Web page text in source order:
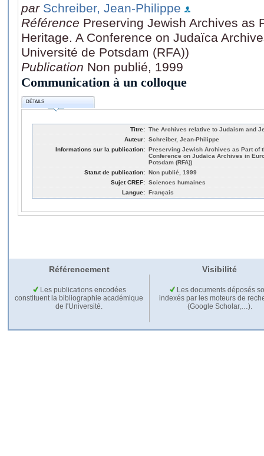
par Schreiber, Jean-Philippe
Référence Preserving Jewish Archives as
Heritage. A Conference on Judaïca
Université de Potsdam (RFA))
Publication Non publié, 1999
Communication à un colloque
DÉTAILS
Titre: The Archives relative to Judaism and
Auteur: Schreiber, Jean-Philippe
Informations sur la publication: Preserving Jewish Archives as Part of
Conference on Judaïca Archives in
Potsdam (RFA))
Statut de publication: Non publié, 1999
Sujet CREF: Sciences humaines
Langue: Français
Référencement Visibilité
Les publications encodées
constituent la bibliographie académique
de l'Université.
Les documents déposés
indexés par les moteurs de
(Google Scholar,…).